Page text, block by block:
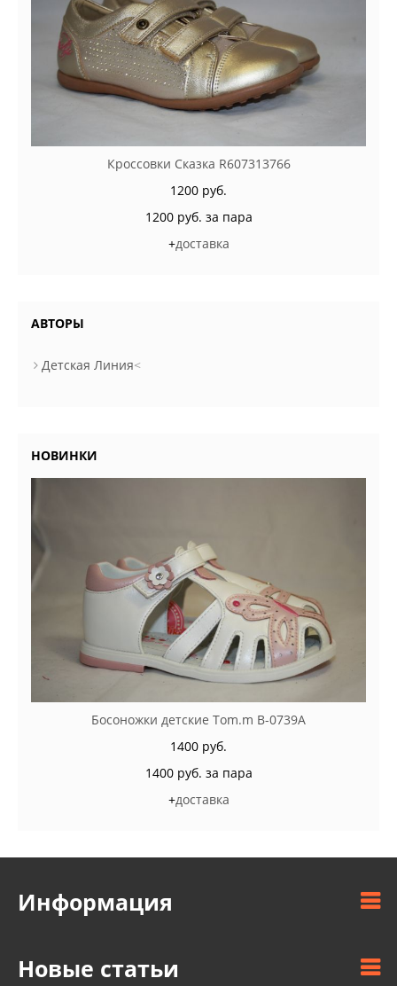
Кроссовки Сказка R607313766
1200 руб.
1200 руб. за пара
+доставка
АВТОРЫ
Детская Линия<
НОВИНКИ
Босоножки детские Tom.m B-0739A
1400 руб.
1400 руб. за пара
+доставка
Информация
Новые статьи